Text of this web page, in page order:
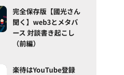
完全保存版【國光さん
聞く】web3とメタバ
ース 対談書き起こし
（前編）
楽待はYouTube登録